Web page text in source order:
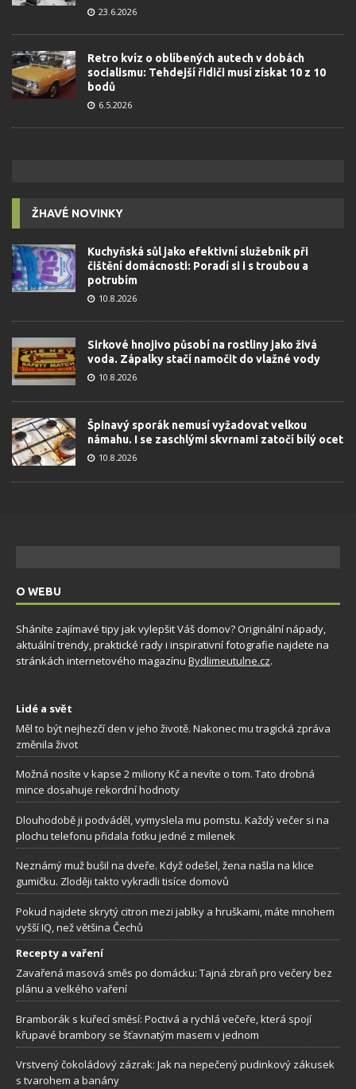
23.6.2026
Retro kvíz o oblíbených autech v dobách
socialismu: Tehdejší řidiči musí získat 10 z 10
bodů
6.5.2026
ŽHAVÉ NOVINKY
Kuchyňská sůl jako efektivní služebník při
čištění domácnosti: Poradí si i s troubou a
potrubím
10.8.2026
Sirkové hnojivo působí na rostliny jako živá
voda. Zápalky stačí namočit do vlažné vody
10.8.2026
Špinavý sporák nemusí vyžadovat velkou
námahu. I se zaschlými skvrnami zatočí bílý ocet
10.8.2026
O WEBU
Sháníte zajímavé tipy jak vylepšit Váš domov? Originální nápady,
aktuální trendy, praktické rady i inspirativní fotografie najdete na
stránkách internetového magazínu Bydlimeutulne.cz.
Lidé a svět
Měl to být nejhezčí den v jeho životě. Nakonec mu tragická zpráva
změnila život
Možná nosíte v kapse 2 miliony Kč a nevíte o tom. Tato drobná
mince dosahuje rekordní hodnoty
Dlouhodobě ji podváděl, vymyslela mu pomstu. Každý večer si na
plochu telefonu přidala fotku jedné z milenek
Neznámý muž bušil na dveře. Když odešel, žena našla na klice
gumičku. Zloději takto vykradli tisíce domovů
Pokud najdete skrytý citron mezi jablky a hruškami, máte mnohem
vyšší IQ, než většina Čechů
Recepty a vaření
Zavařená masová směs po domácku: Tajná zbraň pro večery bez
plánu a velkého vaření
Bramborák s kuřecí směsí: Poctivá a rychlá večeře, která spojí
křupavé brambory se šťavnatým masem v jednom
Vrstvený čokoládový zázrak: Jak na nepečený pudinkový zákusek
s tvarohem a banány